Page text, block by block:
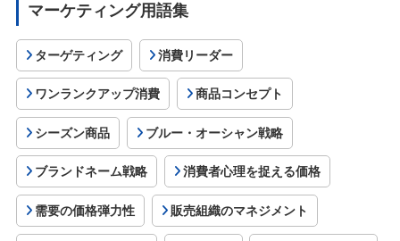
マーケティング用語集
ターゲティング 消費リーダー
ワンランクアップ消費 商品コンセプト
シーズン商品 ブルー・オーシャン戦略
ブランドネーム戦略 消費者心理を捉える価格
需要の価格弾力性 販売組織のマネジメント